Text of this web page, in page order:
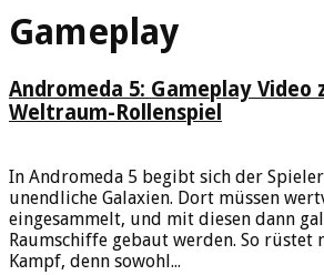
Gameplay
Andromeda 5: Gameplay Video
Weltraum-Rollenspiel
In Andromeda 5 begibt sich der
unendliche Galaxien. Dort müssen
eingesammelt, und mit diesen dann
Raumschiffe gebaut werden. So rüstet
Kampf, denn sowohl...